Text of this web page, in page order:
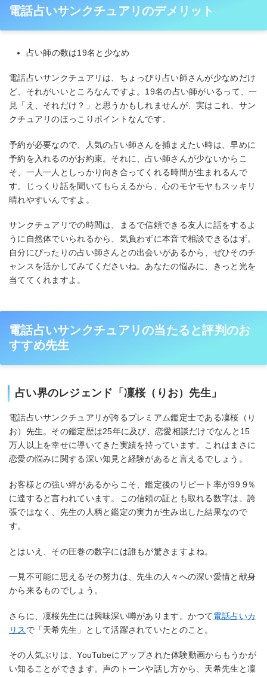
電話占いサンクチュアリのデメリット
占い師の数は19名と少なめ
電話占いサンクチュアリは、ちょっぴり占い師さんが少なめだけ
ど、それがいいところなんですよ。19名の占い師がいるって、一
見「え、それだけ？」と思うかもしれませんが、実はこれ、サン
クチュアリのほっこりポイントなんです。
予約が必要なので、人気の占い師さんを捕まえたい時は、早めに
予約を入れるのがお約束。それに、占い師さんが少ないからこ
そ、一人一人としっかり向き合ってくれる時間が生まれるんで
す。じっくり話を聞いてもらえるから、心のモヤモヤもスッキリ
晴れやすいんですよ。
サンクチュアリでの時間は、まるで信頼できる友人に話をするよ
うに自然体でいられるから、気負わずに本音で相談できるはず。
自分にぴったりの占い師さんとの出会いがあるから、ぜひそのチ
ャンスを活かしてみてくださいね。あなたの悩みに、きっと光を
当ててくれますよ。
電話占いサンクチュアリの当たると評判のお
すすめ先生
占い界のレジェンド「凜桜（りお）先生」
電話占いサンクチュアリが誇るプレミアム鑑定士である凜桜（り
お）先生。その鑑定歴は25年に及び、恋愛相談だけでなんと15
万人以上を幸せに導いてきた実績を持っています。これはまさに
恋愛の悩みに関する深い知見と経験があると言えるでしょう。
お客様との強い絆があるからこそ、鑑定後のリピート率が99.9％
に達すると言われています。この信頼の証とも取れる数字は、誇
張ではなく、先生の人柄と鑑定の実力が生み出した結果なので
す。
とはいえ、その圧巻の数字には誰もが驚きますよね。
一見不可能に思えるその努力は、先生の人々への深い愛情と献身
から来るものでしょう。
さらに、凜桜先生には興味深い噂があります。かつて電話占いカ
リス で「天希先生」として活躍されていたとのこと。
その人気ぶりは、YouTubeにアップされた体験動画からもうかが
い知ることができます。声のトーンや話し方から、天希先生と凜